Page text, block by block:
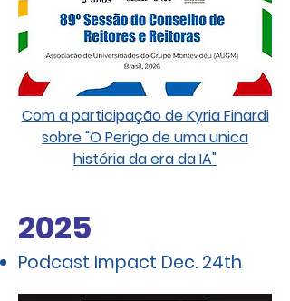
Com a participação de Kyria Finardi
sobre "O Perigo de uma unica
história da era da IA"
2025
Podcast Impact Dec. 24th